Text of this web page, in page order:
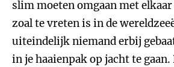
slim moeten omgaan met
zoal te vreten is in de
uiteindelijk niemand erbij
in je haaienpak op jacht te